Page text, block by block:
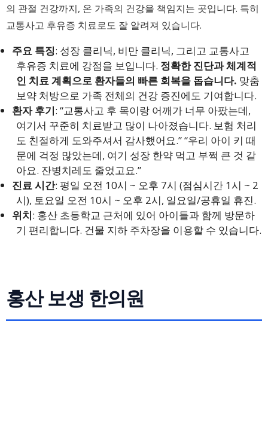
의 관절 건강까지, 온 가족의 건강을 책임지는 곳입니다. 특히
교통사고 후유증 치료로도 잘 알려져 있습니다.
주요 특징: 성장 클리닉, 비만 클리닉, 그리고 교통사고
후유증 치료에 강점을 보입니다. 정확한 진단과 체계적
인 치료 계획으로 환자들의 빠른 회복을 돕습니다. 맞춤
보약 처방으로 가족 전체의 건강 증진에도 기여합니다.
환자 후기: “교통사고 후 목이랑 어깨가 너무 아팠는데,
여기서 꾸준히 치료받고 많이 나아졌습니다. 보험 처리
도 친절하게 도와주셔서 감사했어요.” “우리 아이 키 때
문에 걱정 많았는데, 여기 성장 한약 먹고 부쩍 큰 것 같
아요. 잔병치레도 줄었고요.”
진료 시간: 평일 오전 10시 ~ 오후 7시 (점심시간 1시 ~ 2
시), 토요일 오전 10시 ~ 오후 2시, 일요일/공휴일 휴진.
위치: 홍산 초등학교 근처에 있어 아이들과 함께 방문하
기 편리합니다. 건물 지하 주차장을 이용할 수 있습니다.
홍산 보생 한의원